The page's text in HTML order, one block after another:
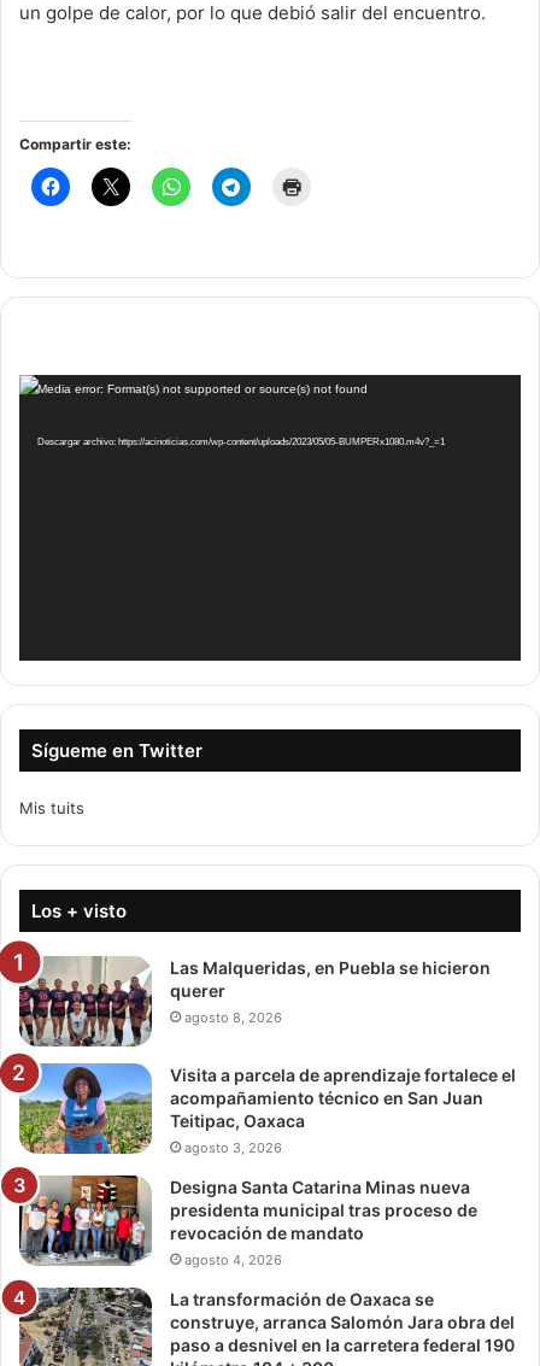
un golpe de calor, por lo que debió salir del encuentro.
Compartir este:
Reproductor
vídeo
Media error: Format(s) not supported or source(s) not found
Descargar archivo: https://acinoticias.com/wp-content/uploads/2023/05/05-BUMPERx1080.m4v?_=1
Sígueme en Twitter
Mis tuits
Los + visto
Las Malqueridas, en Puebla se hicieron
querer
agosto 8, 2026
Visita a parcela de aprendizaje fortalece el
acompañamiento técnico en San Juan
Teitipac, Oaxaca
agosto 3, 2026
Designa Santa Catarina Minas nueva
presidenta municipal tras proceso de
revocación de mandato
agosto 4, 2026
La transformación de Oaxaca se
construye, arranca Salomón Jara obra del
paso a desnivel en la carretera federal 190